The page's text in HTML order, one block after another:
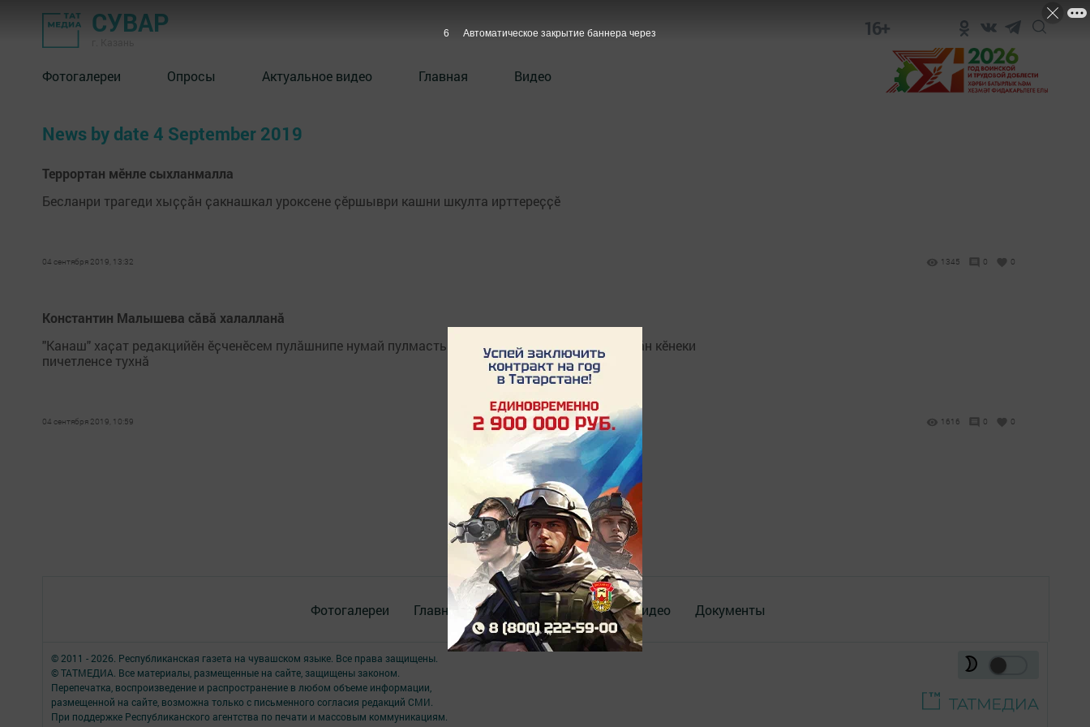
СУВАР 16+
Фотогалереи Опросы Актуальное видео Главная Видео
News by date 4 September 2019
Террортан мӗнле сыхланмалла
Бесланри трагеди хыҫҫӑн ҫакнашкал уроксене ҫӗршыври кашни шкулта ирттереҫҫӗ
04 сентября 2019, 13:32 1345 0 0
Константин Малышева сӑвӑ халалланӑ
"Канаш" хаҫат редакцийӗн ӗҫченӗсем пулӑшнипе нумай пулмасть Чӗмпӗрте Серте Мишши сӑвӑҫӑн кӗнеки
пичетленсе тухнӑ
04 сентября 2019, 10:59 1616 0 0
Фотогалереи Главная Опросы Актуальное видео Документы
© 2011 - 2026. Республиканская газета на чувашском языке. Все права защищены.
© ТАТМЕДИА. Все материалы, размещенные на сайте, защищены законом.
Перепечатка, воспроизведение и распространение в любом объеме информации,
размещенной на сайте, возможна только с письменного согласия редакций СМИ.
При поддержке Республиканского агентства по печати и массовым коммуникациям.
6 Автоматическое закрытие баннера через